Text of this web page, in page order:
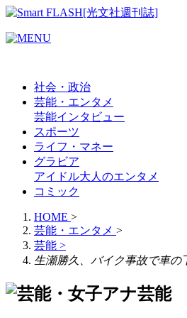
社会・政治
芸能・エンタメ
芸能インタビュー
スポーツ
ライフ・マネー
グラビア
アイドル大人のエンタメ
コミック
HOME >
芸能・エンタメ >
芸能 >
生瀬勝久、バイク事故で車
芸能